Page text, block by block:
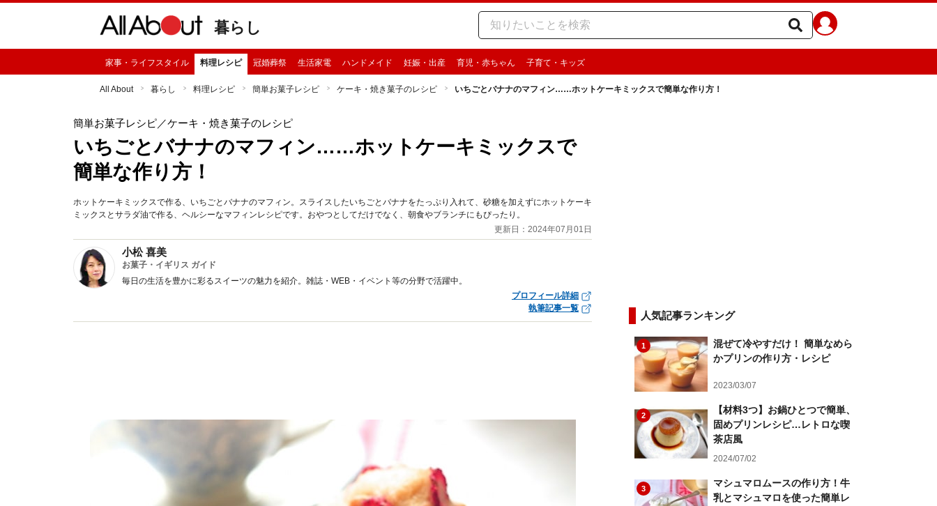
暮らし
家事・ライフスタイル 料理レシピ 冠婚葬祭 生活家電 ハンドメイド 妊娠・出産 育児・赤ちゃん 子育て・キッズ
All About 暮らし 料理レシピ 簡単お菓子レシピ ケーキ・焼き菓子のレシピ いちごとバナナのマフィン……ホットケーキミックスで簡単な作り方！
簡単お菓子レシピ／ケーキ・焼き菓子のレシピ
いちごとバナナのマフィン……ホットケーキミックスで
簡単な作り方！
ホットケーキミックスで作る、いちごとバナナのマフィン。スライスしたいちごとバナナをたっぷり入れて、砂糖を加えずにホットケーキ
ミックスとサラダ油で作る、ヘルシーなマフィンレシピです。おやつとしてだけでなく、朝食やブランチにもぴったり。
更新日：2024年07月01日
小松 喜美
お菓子・イギリス ガイド
毎日の生活を豊かに彩るスイーツの魅力を紹介。雑誌・WEB・イベント等の分野で活躍中。
プロフィール詳細
執筆記事一覧
人気記事ランキング
1
混ぜて冷やすだけ！ 簡単なめら
かプリンの作り方・レシピ
2023/03/07
2
【材料3つ】お鍋ひとつで簡単、
固めプリンレシピ…レトロな喫
茶店風
2024/07/02
3
マシュマロムースの作り方！牛
乳とマシュマロを使った簡単レ